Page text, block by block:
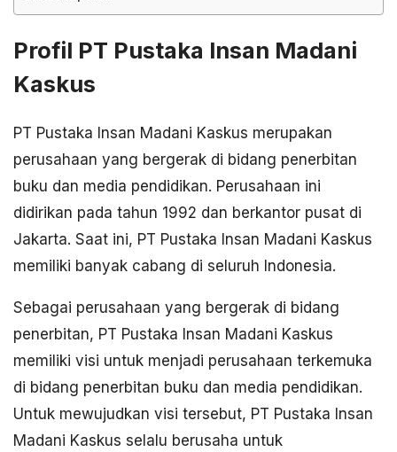
Profil PT Pustaka Insan Madani
Kaskus
PT Pustaka Insan Madani Kaskus merupakan
perusahaan yang bergerak di bidang penerbitan
buku dan media pendidikan. Perusahaan ini
didirikan pada tahun 1992 dan berkantor pusat di
Jakarta. Saat ini, PT Pustaka Insan Madani Kaskus
memiliki banyak cabang di seluruh Indonesia.
Sebagai perusahaan yang bergerak di bidang
penerbitan, PT Pustaka Insan Madani Kaskus
memiliki visi untuk menjadi perusahaan terkemuka
di bidang penerbitan buku dan media pendidikan.
Untuk mewujudkan visi tersebut, PT Pustaka Insan
Madani Kaskus selalu berusaha untuk